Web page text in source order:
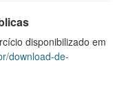
disponibilizado em
download-de-